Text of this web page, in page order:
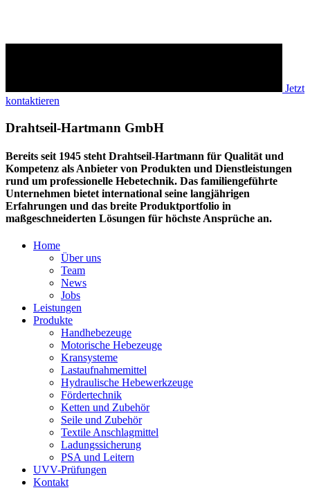
Jetzt
kontaktieren
Drahtseil-Hartmann GmbH
Bereits seit 1945 steht Drahtseil-Hartmann für Qualität und
Kompetenz als Anbieter von Produkten und Dienstleistungen
rund um professionelle Hebetechnik. Das familiengeführte
Unternehmen bietet international seine langjährigen
Erfahrungen und das breite Produktportfolio in
maßgeschneiderten Lösungen für höchste Ansprüche an.
Home
Über uns
Team
News
Jobs
Leistungen
Produkte
Handhebezeuge
Motorische Hebezeuge
Kransysteme
Lastaufnahmemittel
Hydraulische Hebewerkzeuge
Fördertechnik
Ketten und Zubehör
Seile und Zubehör
Textile Anschlagmittel
Ladungssicherung
PSA und Leitern
UVV-Prüfungen
Kontakt